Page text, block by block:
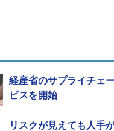
経産省のサプライチェ
ビスを開始
リスクが見えても人手